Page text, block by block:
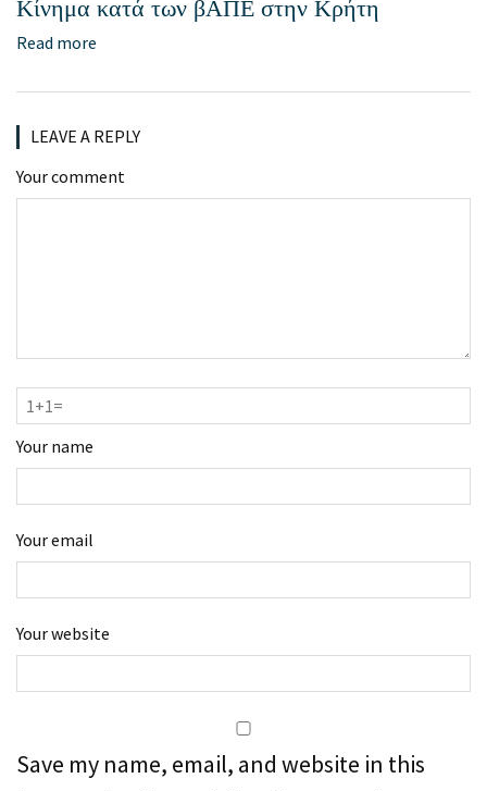
Κίνημα κατά των βΑΠΕ στην Κρήτη
Read more
LEAVE A REPLY
Your comment
Your name
Your email
Your website
Save my name, email, and website in this